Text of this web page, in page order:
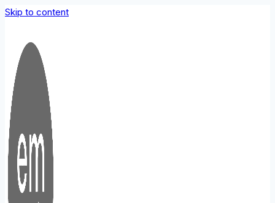
Skip to content